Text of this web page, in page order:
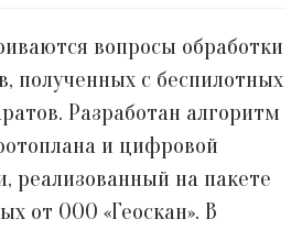
вопросы обработки
полученных с беспилотных
Разработан алгоритм
и цифровой
реализованный на пакете
от ООО «Геоскан». В